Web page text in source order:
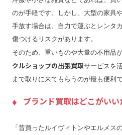
のが手軽です。しかし、大型の家具
手放す場合は、自力で運ぶとレンタ
傷つけるリスクがあります。
そのため、重いものや大量の不用品
クルショップの出張買取サービスを
まで取りに来てもらうのが最も便利
ブランド買取はどこがい
「昔買ったルイヴィトンやエルメス